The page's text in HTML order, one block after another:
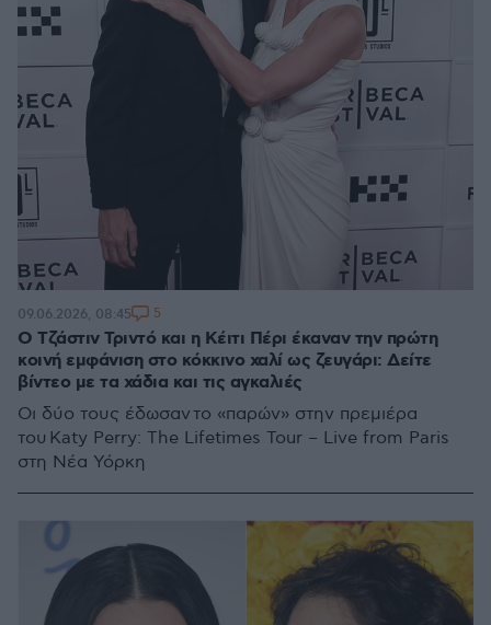
O Τζάστιν Τριντό και η Κέιτι Πέρι έκαναν την πρώτη
κοινή εμφάνιση στο κόκκινο χαλί ως ζευγάρι: Δείτε
βίντεο με τα χάδια και τις αγκαλιές
Οι δύο τους έδωσαν το «παρών» στην πρεμιέρα
του Katy Perry: The Lifetimes Tour – Live from Paris
στη Νέα Υόρκη
09.06.2026, 08:45 5